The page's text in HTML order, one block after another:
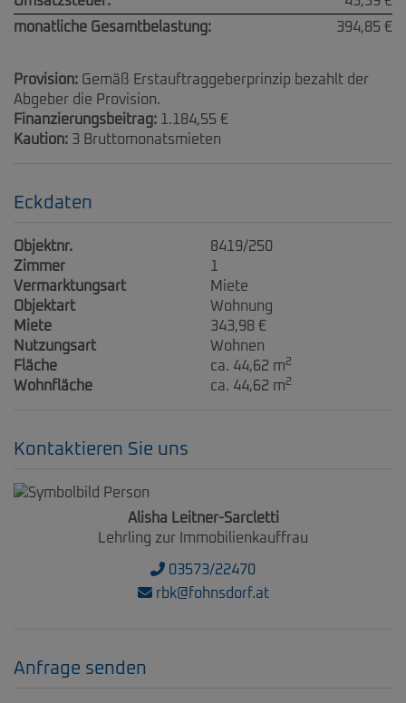
monatliche Gesamtbelastung:
394,85 €
Provision: Gemäß Erstauftraggeberprinzip bezahlt der
Abgeber die Provision.
Finanzierungsbeitrag:
1.184,55 €
Kaution: 3 Bruttomonatsmieten
Eckdaten
Objektnr.
8419/250
Zimmer
Vermarktungsart
Miete
Objektart
Wohnung
Miete
343,98 €
Nutzungsart
Wohnen
Fläche
ca. 44,62 m2
Wohnfläche ca. 44,62 m2
Kontaktieren Sie uns
Alisha Leitner-Sarcletti
Lehrling zur Immobilienkauffrau
03573/22470
rbk@fohnsdorf.at
Anfrage senden